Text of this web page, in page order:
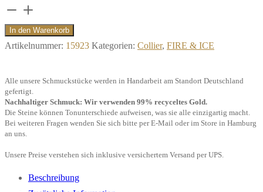
Collier
Three,
3
Roségold**
Menge
In den Warenkorb
Artikelnummer: 15923 Kategorien: Collier, FIRE & ICE
Alle unsere Schmuckstücke werden in Handarbeit am Standort Deutschland
gefertigt.
Nachhaltiger Schmuck: Wir verwenden 99% recyceltes Gold.
Die Steine können Tonunterschiede aufweisen, was sie alle einzigartig macht.
Bei weiteren Fragen wenden Sie sich bitte per E-Mail oder im Store in Hamburg
an uns.
Unsere Preise verstehen sich inklusive versichertem Versand per UPS.
Beschreibung